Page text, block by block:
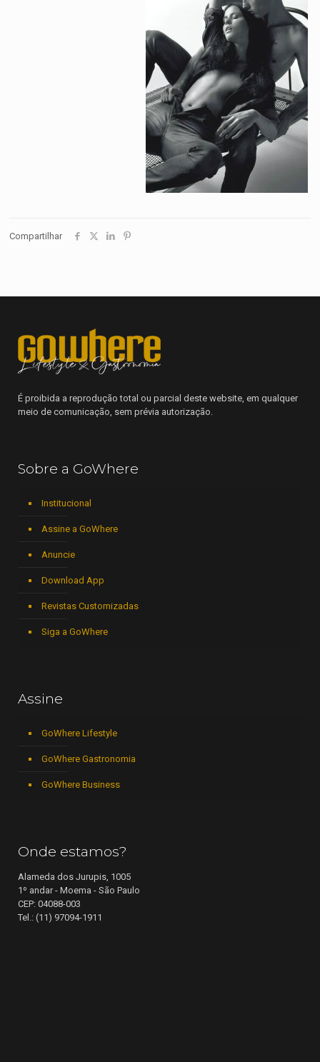
Compartilhar
É proibida a reprodução total ou parcial deste website, em qualquer
meio de comunicação, sem prévia autorização.
Sobre a GoWhere
Institucional
Assine a GoWhere
Anuncie
Download App
Revistas Customizadas
Siga a GoWhere
Assine
GoWhere Lifestyle
GoWhere Gastronomia
GoWhere Business
Onde estamos?
Alameda dos Jurupis, 1005
1º andar - Moema - São Paulo
CEP: 04088-003
Tel.: (11) 97094-1911